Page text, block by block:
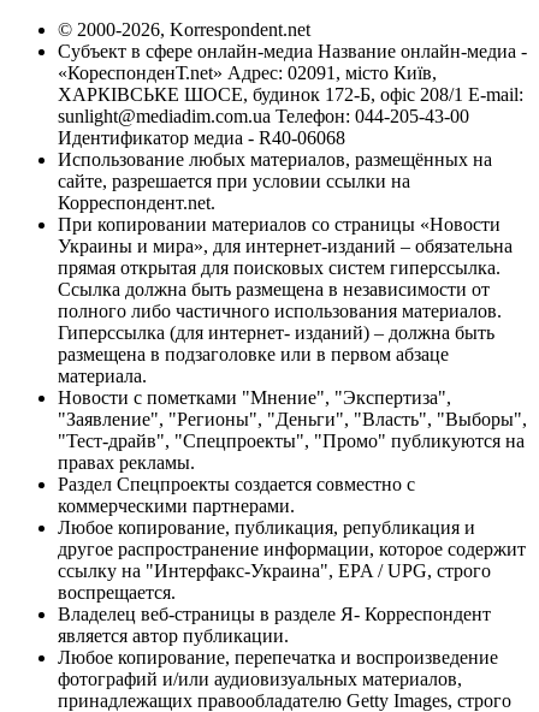
© 2000-2026, Korrespondent.net
Субъект в сфере онлайн-медиа Название онлайн-медиа -
«КореспонденТ.net» Адрес: 02091, місто Київ,
ХАРКІВСЬКЕ ШОСЕ, будинок 172-Б, офіс 208/1 E-mail:
sunlight@mediadim.com.ua Телефон: 044-205-43-00
Идентификатор медиа - R40-06068
Использование любых материалов, размещённых на
сайте, разрешается при условии ссылки на
Корреспондент.net.
При копировании материалов со страницы «Новости
Украины и мира», для интернет-изданий – обязательна
прямая открытая для поисковых систем гиперссылка.
Ссылка должна быть размещена в независимости от
полного либо частичного использования материалов.
Гиперссылка (для интернет- изданий) – должна быть
размещена в подзаголовке или в первом абзаце
материала.
Новости с пометками "Мнение", "Экспертиза",
"Заявление", "Регионы", "Деньги", "Власть", "Выборы",
"Тест-драйв", "Спецпроекты", "Промо" публикуются на
правах рекламы.
Раздел Спецпроекты создается совместно с
коммерческими партнерами.
Любое копирование, публикация, републикация и
другое распространение информации, которое содержит
ссылку на "Интерфакс-Украина", EPA / UPG, строго
воспрещается.
Владелец веб-страницы в разделе Я- Корреспондент
является автор публикации.
Любое копирование, перепечатка и воспроизведение
фотографий и/или аудиовизуальных материалов,
принадлежащих правообладателю Getty Images, строго